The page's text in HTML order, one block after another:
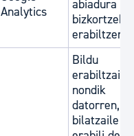
Analytics
abiadura
bizkortzeko
erabiltzen
Bildu
nondik
datorren,
bilatzaile